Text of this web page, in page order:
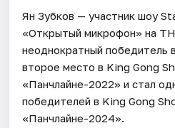
Ян Зубков — участник шоу
«Открытый микрофон» на
неоднократный победитель
второе место в King Gong
«Панчлайне-2022» и стал
победителей в King Gong
«Панчлайне-2024».